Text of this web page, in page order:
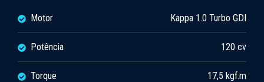
Motor
Potência
Torque
Kappa 1.0 Turbo GDI
120 cv
17,5 kgf.m